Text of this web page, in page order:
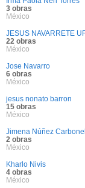
3 obras
México
JESUS NAVARRETE
22 obras
México
Jose Navarro
6 obras
México
jesus nonato barron
15 obras
México
Jimena Núñez Carbonell
2 obras
México
Kharlo Nivis
4 obras
México